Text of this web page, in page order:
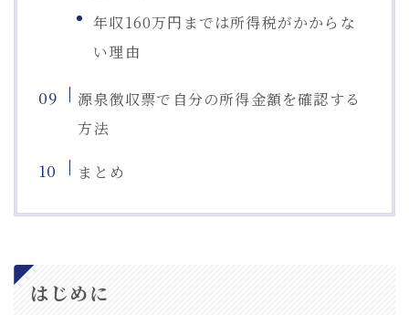
年収160万円までは所得税がかからな
い理由
源泉徴収票で自分の所得金額を確認する
方法
まとめ
はじめに